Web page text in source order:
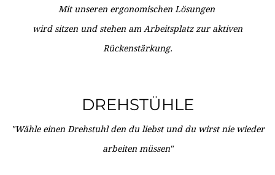
Mit unseren ergonomischen Lösungen
wird sitzen und stehen am Arbeitsplatz zur aktiven
Rückenstärkung.
DREHSTÜHLE
"Wähle einen Drehstuhl den du liebst und du wirst nie wieder
arbeiten müssen"